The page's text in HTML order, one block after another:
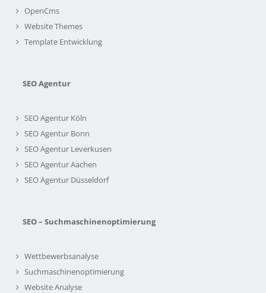
OpenCms
Website Themes
Template Entwicklung
SEO Agentur
SEO Agentur Köln
SEO Agentur Bonn
SEO Agentur Leverkusen
SEO Agentur Aachen
SEO Agentur Düsseldorf
SEO – Suchmaschinenoptimierung
Wettbewerbsanalyse
Suchmaschinenoptimierung
Website Analyse